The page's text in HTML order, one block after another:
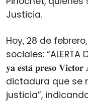
Justicia.
Hoy, 28 de
sociales: “ALERTA
𝐲𝐚 𝐞𝐬𝐭𝐚́ 𝐩𝐫𝐞𝐬𝐨
dictadura que se
justicia”,